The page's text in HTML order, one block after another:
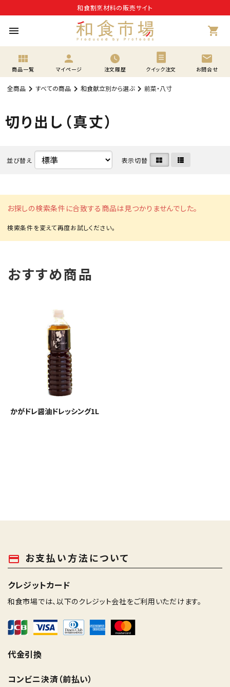
和食割烹材料の販売サイト
menu shopping_cart
view_module
商品一覧
person
マイページ 注文履歴 クイック注文
mail
お問合せ
全商品 すべての商品 和食献立別から選ぶ 前菜・八寸
切り出し（真丈）
並び替え 表示切替
お探しの検索条件に合致する商品は見つかりませんでした。
おすすめ商品
かがドレ醤油ドレッシング1L
payment お支払い方法について
クレジットカード
和食市場では、以下のクレジット会社をご利用いただけます。
代金引換
コンビニ決済（前払い）